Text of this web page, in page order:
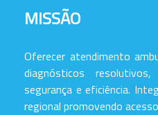
MISSÃO
Oferecer atendimento
diagnósticos resolutivos,
segurança e eficiência.
regional promovendo